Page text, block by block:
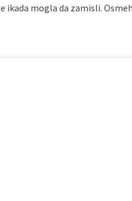
mogla da zamisli.